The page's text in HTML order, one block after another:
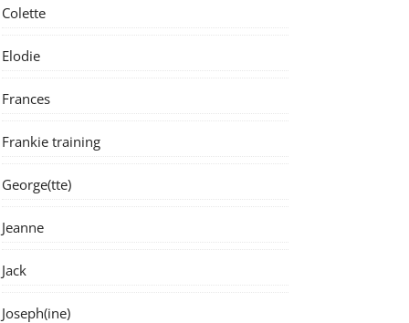
Colette
Elodie
Frances
Frankie training
George(tte)
Jeanne
Jack
Joseph(ine)